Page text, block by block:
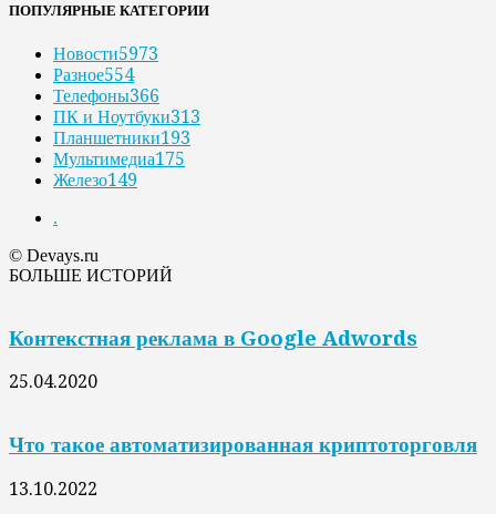
ПОПУЛЯРНЫЕ КАТЕГОРИИ
Новости5973
Разное554
Телефоны366
ПК и Ноутбуки313
Планшетники193
Мультимедиа175
Железо149
.
© Devays.ru
БОЛЬШЕ ИСТОРИЙ
Контекстная реклама в Google Adwords
25.04.2020
Что такое автоматизированная криптоторговля
13.10.2022